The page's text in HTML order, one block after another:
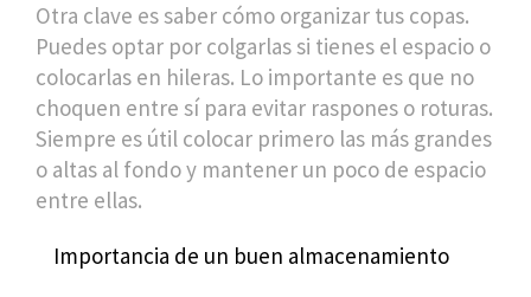
Otra clave es saber cómo organizar tus copas.
Puedes optar por colgarlas si tienes el espacio o
colocarlas en hileras. Lo importante es que no
choquen entre sí para evitar raspones o roturas.
Siempre es útil colocar primero las más grandes
o altas al fondo y mantener un poco de espacio
entre ellas.
Importancia de un buen almacenamiento